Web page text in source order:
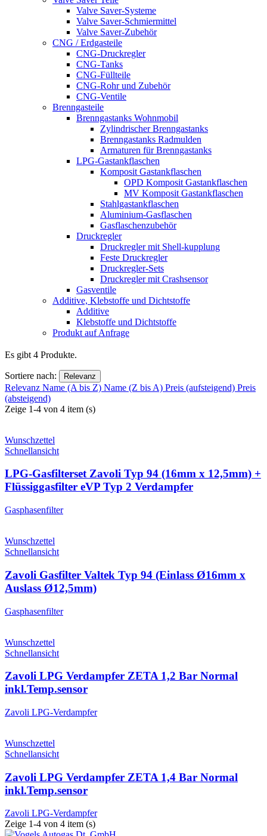
Valve Saver-Systeme
Valve Saver-Schmiermittel
Valve Saver-Zubehör
CNG / Erdgasteile
CNG-Druckregler
CNG-Tanks
CNG-Füllteile
CNG-Rohr und Zubehör
CNG-Ventile
Brenngasteile
Brenngastanks Wohnmobil
Zylindrischer Brenngastanks
Brenngastanks Radmulden
Armaturen für Brenngastanks
LPG-Gastankflaschen
Komposit Gastankflaschen
OPD Komposit Gastankflaschen
MV Komposit Gastankflaschen
Stahlgastankflaschen
Aluminium-Gasflaschen
Gasflaschenzubehör
Druckregler
Druckregler mit Shell-kupplung
Feste Druckregler
Druckregler-Sets
Druckregler mit Crashsensor
Gasventile
Additive, Klebstoffe und Dichtstoffe
Additive
Klebstoffe und Dichtstoffe
Produkt auf Anfrage
Es gibt 4 Produkte.
Sortiere nach: Relevanz
Relevanz Name (A bis Z) Name (Z bis A) Preis (aufsteigend) Preis
(absteigend)
Zeige 1-4 von 4 item (s)
Wunschzettel
Schnellansicht
LPG-Gasfilterset Zavoli Typ 94 (16mm x 12,5mm) +
Flüssiggasfilter eVP Typ 2 Verdampfer
Gasphasenfilter
Wunschzettel
Schnellansicht
Zavoli Gasfilter Valtek Typ 94 (Einlass Ø16mm x
Auslass Ø12,5mm)
Gasphasenfilter
Wunschzettel
Schnellansicht
Zavoli LPG Verdampfer ZETA 1,2 Bar Normal
inkl.Temp.sensor
Zavoli LPG-Verdampfer
Wunschzettel
Schnellansicht
Zavoli LPG Verdampfer ZETA 1,4 Bar Normal
inkl.Temp.sensor
Zavoli LPG-Verdampfer
Zeige 1-4 von 4 item (s)